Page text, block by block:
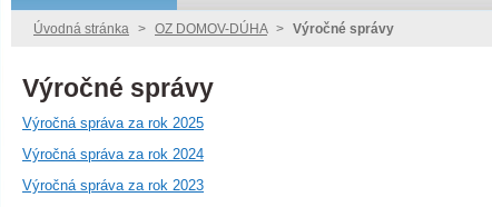
Úvodná stránka > OZ DOMOV-DÚHA > Výročné správy
Výročné správy
Výročná správa za rok 2025
Výročná správa za rok 2024
Výročná správa za rok 2023